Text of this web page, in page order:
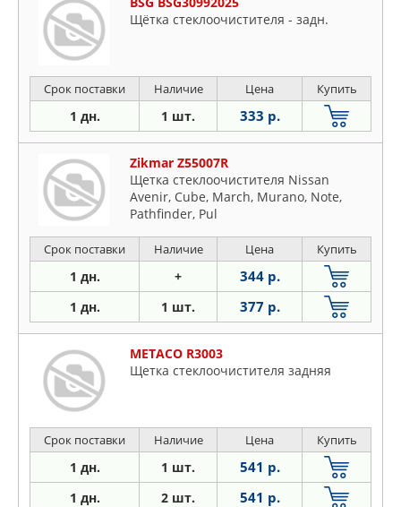
Щётка стеклоочистителя - задн.
Срок поставки Наличие Цена Купить
1 дн. 1 шт. 333 р.
Zikmar Z55007R
Щетка стеклоочистителя Nissan
Avenir, Cube, March, Murano, Note,
Pathfinder, Pul
Срок поставки Наличие Цена Купить
1 дн. + 344 р.
1 дн. 1 шт. 377 р.
METACO R3003
Щетка стеклоочистителя задняя
Срок поставки Наличие Цена Купить
1 дн. 1 шт. 541 р.
1 дн. 2 шт. 541 р.